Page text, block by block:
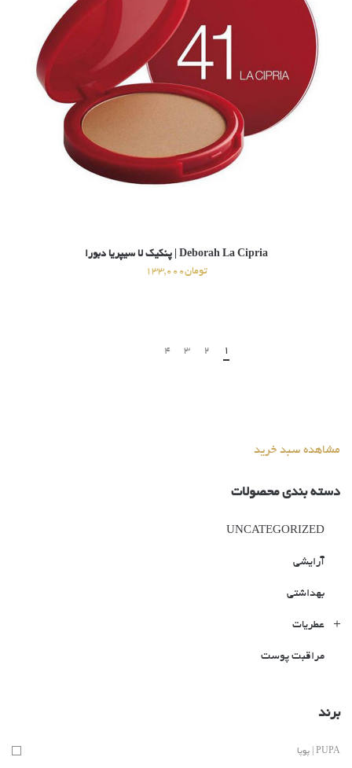
Deborah La Cipria | پنکیک لا سیپریا دبورا
تومان133,000
1
2
3
4
مشاهده سبد خرید
دسته بندی محصولات
UNCATEGORIZED
آرایشی
بهداشتی
عطریات
مراقبت پوست
برند
PUPA | پوپا